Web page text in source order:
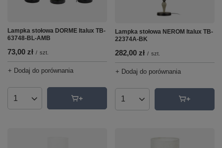
Lampka stołowa DORME Italux TB-
63748-BL-AMB
73,00 zł / szt.
+ Dodaj do porównania
Ilość produktów
Lampka stołowa NEROM Italux TB-
22374A-BK
282,00 zł / szt.
+ Dodaj do porównania
Ilość produktów